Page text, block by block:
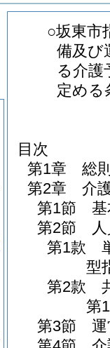
○坂東市
備及び
る介護
定める
目次
第1章
総
第2章
介
第1節
第2節
第1款
型
第2款
第
第3節